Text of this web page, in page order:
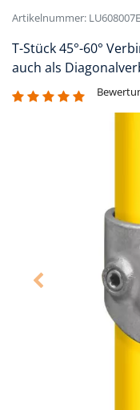
Artikelnummer: LU608007E
T-Stück 45°-60°
auch als